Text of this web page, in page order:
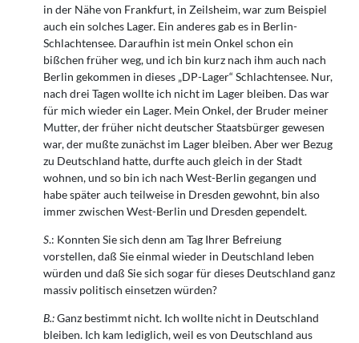
in der Nähe von Frankfurt, in Zeilsheim, war zum Beispiel
auch ein solches Lager. Ein anderes gab es in Berlin-
Schlachtensee. Daraufhin ist mein Onkel schon ein
bißchen früher weg, und ich bin kurz nach ihm auch nach
Berlin gekommen in dieses „DP-Lager“ Schlachtensee. Nur,
nach drei Tagen wollte ich nicht im Lager bleiben. Das war
für mich wieder ein Lager. Mein Onkel, der Bruder meiner
Mutter, der früher nicht deutscher Staatsbürger gewesen
war, der mußte zunächst im Lager bleiben. Aber wer Bezug
zu Deutschland hatte, durfte auch gleich in der Stadt
wohnen, und so bin ich nach West-Berlin gegangen und
habe später auch teilweise in Dresden gewohnt, bin also
immer zwischen West-Berlin und Dresden gependelt.
S.: Konnten Sie sich denn am Tag Ihrer Befreiung
vorstellen, daß Sie einmal wieder in Deutschland leben
würden und daß Sie sich sogar für dieses Deutschland ganz
massiv politisch einsetzen würden?
B.:Ganz bestimmt nicht. Ich wollte nicht in Deutschland
bleiben. Ich kam lediglich, weil es von Deutschland aus